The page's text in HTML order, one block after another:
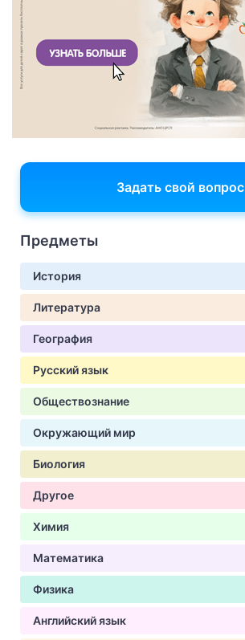
Задать свой вопрос
Предметы
История
Литература
География
Русский язык
Обществознание
Окружающий мир
Биология
Другое
Химия
Математика
Физика
Английский язык